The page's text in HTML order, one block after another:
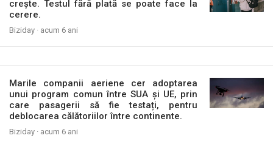
crește. Testul fără plată se poate face la
cerere.
Biziday · acum 6 ani
Marile companii aeriene cer adoptarea
unui program comun între SUA și UE, prin
care pasagerii să fie testați, pentru
deblocarea călătoriilor între continente.
Biziday · acum 6 ani